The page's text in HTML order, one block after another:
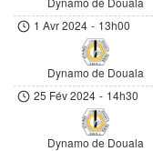
1 Avr 2024 - 13h00
Dynamo de Douala
25 Fév 2024 - 14h30
Dynamo de Douala